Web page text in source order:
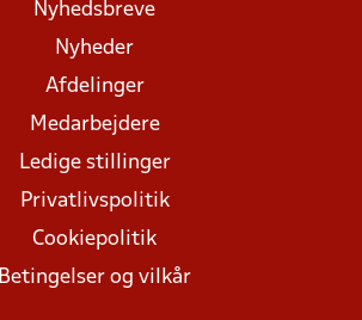
Nyhedsbreve
Nyheder
Afdelinger
Medarbejdere
Ledige stillinger
Privatlivspolitik
Cookiepolitik
Betingelser og vilkår